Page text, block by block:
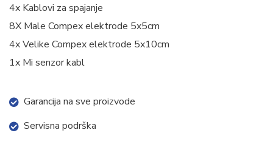
4x Kablovi za spajanje
8X Male Compex elektrode 5x5cm
4x Velike Compex elektrode 5x10cm
1x Mi senzor kabl
Garancija na sve proizvode
Servisna podrška